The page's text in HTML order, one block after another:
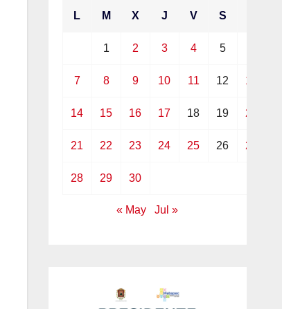
L M X J V S
1 2 3 4 5
7 8 9 10 11 12 13
14 15 16 17 18 19 20
21 22 23 24 25 26 27
28 29 30
« May Jul »